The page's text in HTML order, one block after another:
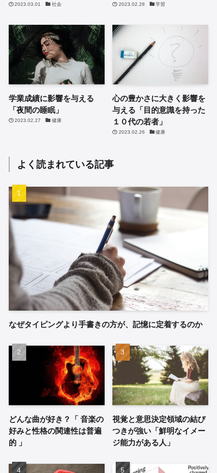
2023.03.01 社会 2023.02.28 学習
学業成績に影響を与える
「夜間の睡眠」
2023.02.27 健康
心の豊かさに大きく影響を
与える「目的意識を持った
１０代の若者」
2023.02.26 健康
よく読まれている記事
なぜタイピングより手書きの方が、記憶に定着するのか
どんな曲が好き？「 音楽の
好みと性格の関連性は普遍
的 」
視覚と意思決定領域の結び
つきが強い「鮮明なイメー
ジ能力がある人」